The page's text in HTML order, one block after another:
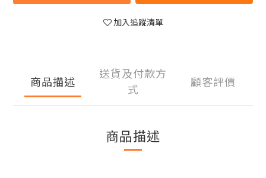
加入追蹤清單
商品描述
送貨及付款方
式
顧客評價
商品描述